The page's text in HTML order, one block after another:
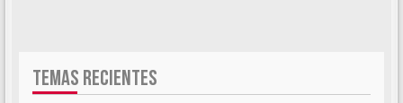
TEMAS RECIENTES